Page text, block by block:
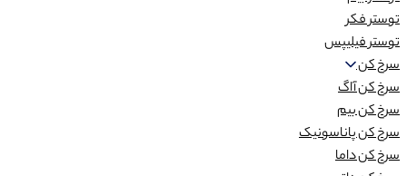
توستر فکر
توستر فیلیپس
سرخ کن
سرخ کن آاگ
سرخ کن بیم
سرخ کن پاناسونیک
سرخ کن داما